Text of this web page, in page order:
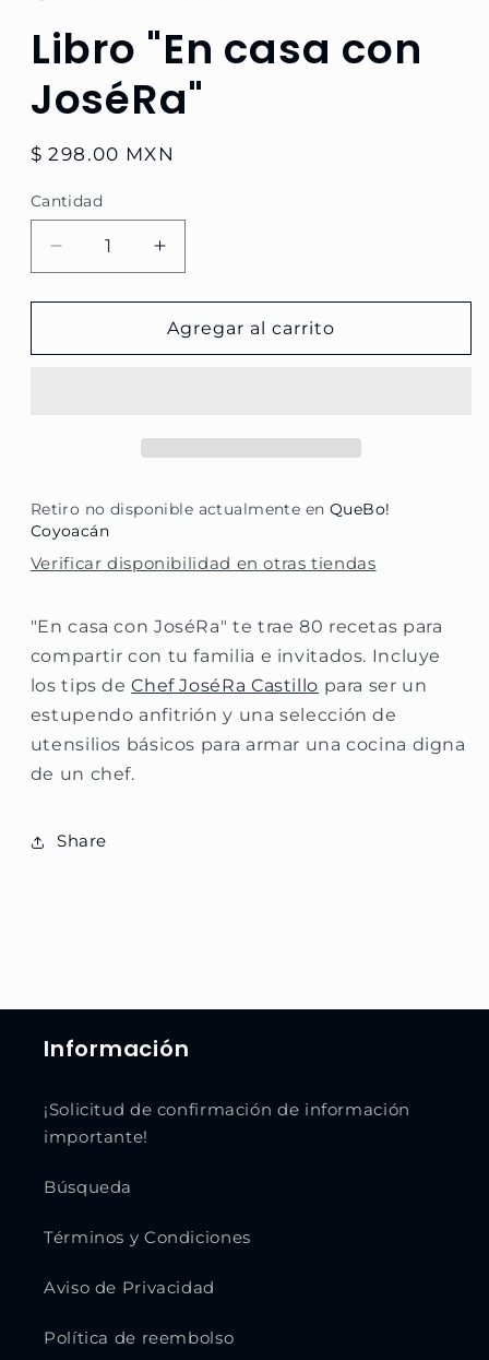
ventana
Libro "En casa con
JoséRa"
Precio
$ 298.00 MXN
Cantidad
Reducir
cantidad
para
&quot;En
Aumentar
cantidad
para
Libro
&quot;En
Agregar al carrito
Retiro no disponible actualmente en QueBo!
Coyoacán
Verificar disponibilidad en otras tiendas
"En casa con JoséRa" te trae 80 recetas para
compartir con tu familia e invitados. Incluye
los tips deChef JoséRa Castillo para ser un
estupendo anfitrión y una selección de
utensilios básicos para armar una cocina digna
de un chef.
Share
Información
¡Solicitud de confirmación de información
importante!
Búsqueda
Términos y Condiciones
Aviso de Privacidad
Política de reembolso